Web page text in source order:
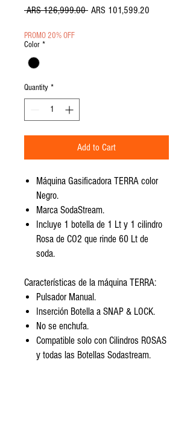
ARS 126,999.00 Regular Price
ARS 101,599.20
PROMO 20% OFF
Color *
Quantity *
Add to Cart
Máquina Gasificadora TERRA color
Negro.
Marca SodaStream.
Incluye 1 botella de 1 Lt y 1 cilindro
Rosa de CO2 que rinde 60 Lt de
soda.
Características de la máquina TERRA:
Pulsador Manual.
Inserción Botella a SNAP & LOCK.
No se enchufa.
Compatible solo con Cilindros ROSAS
y todas las Botellas Sodastream.